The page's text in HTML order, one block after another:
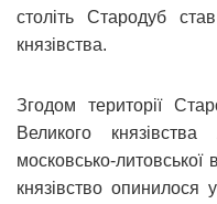
століть Стародуб
князівства.
Згодом території
Великого князівства
московсько-
князівство опинилося